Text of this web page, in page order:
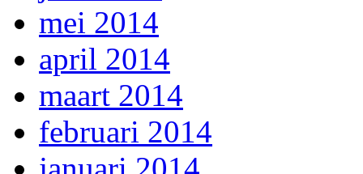
mei 2014
april 2014
maart 2014
februari 2014